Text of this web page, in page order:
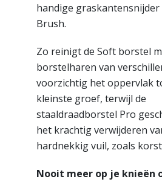
handige graskantensnijder
Brush.
Zo reinigt de Soft borstel
borstelharen van
voorzichtig het oppervlak
kleinste groef, terwijl de
staaldraadborstel Pro
het krachtig verwijderen
hardnekkig vuil, zoals
Nooit meer op je knieën